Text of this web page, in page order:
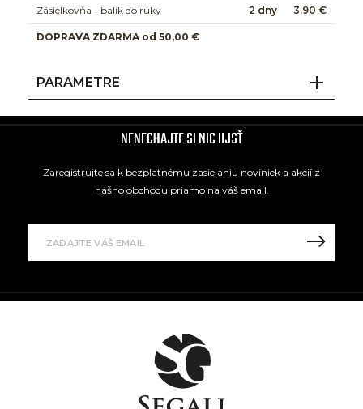
Zásielkovňa - balík do ruky 2 dny 3,90 €
DOPRAVA ZDARMA od 50,00 €
PARAMETRE
NENECHAJTE SI NIC UJSŤ
Zaregistrujte sa k bezplatnému zasielaniu noviniek a akcií z
nášho obchodu priamo na váš email.